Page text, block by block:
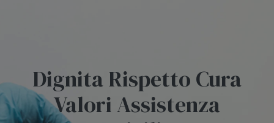
Dignita Rispetto Cura
Valori Assistenza